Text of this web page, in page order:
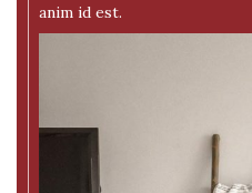
anim id est.